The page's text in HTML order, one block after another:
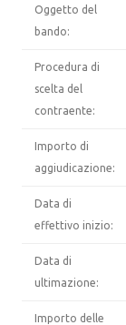
Oggetto del
bando:
Procedura di
scelta del
contraente:
Importo di
aggiudicazione:
Data di
effettivo inizio:
Data di
ultimazione:
Importo delle